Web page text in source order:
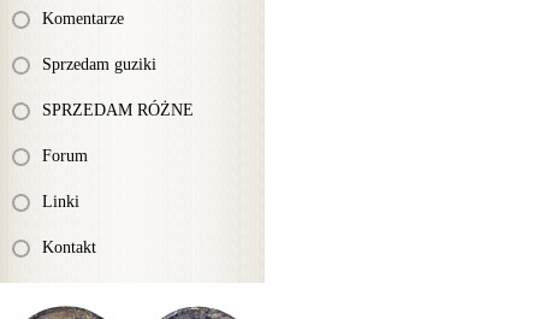
Komentarze
Sprzedam guziki
SPRZEDAM RÓŻNE
Forum
Linki
Kontakt